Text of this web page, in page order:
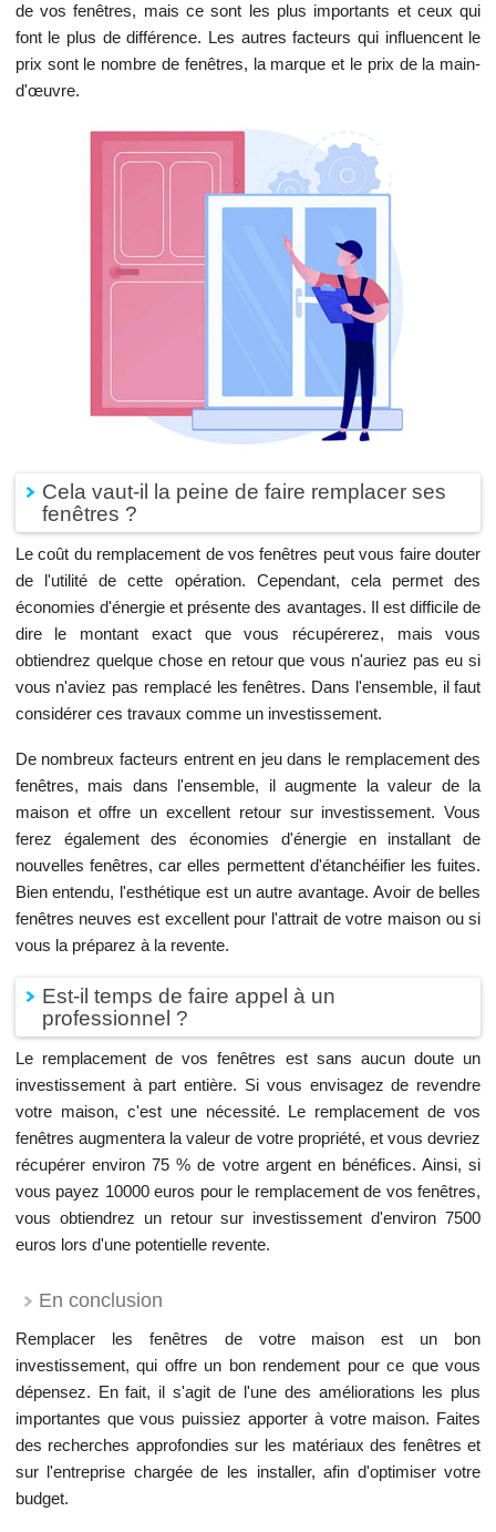
de vos fenêtres, mais ce sont les plus importants et ceux qui
font le plus de différence. Les autres facteurs qui influencent le
prix sont le nombre de fenêtres, la marque et le prix de la main-
d'œuvre.
Cela vaut-il la peine de faire remplacer ses
fenêtres ?
Le coût du remplacement de vos fenêtres peut vous faire douter
de l'utilité de cette opération. Cependant, cela permet des
économies d'énergie et présente des avantages. Il est difficile de
dire le montant exact que vous récupérerez, mais vous
obtiendrez quelque chose en retour que vous n'auriez pas eu si
vous n'aviez pas remplacé les fenêtres. Dans l'ensemble, il faut
considérer ces travaux comme un investissement.
De nombreux facteurs entrent en jeu dans le remplacement des
fenêtres, mais dans l'ensemble, il augmente la valeur de la
maison et offre un excellent retour sur investissement. Vous
ferez également des économies d'énergie en installant de
nouvelles fenêtres, car elles permettent d'étanchéifier les fuites.
Bien entendu, l'esthétique est un autre avantage. Avoir de belles
fenêtres neuves est excellent pour l'attrait de votre maison ou si
vous la préparez à la revente.
Est-il temps de faire appel à un
professionnel ?
Le remplacement de vos fenêtres est sans aucun doute un
investissement à part entière. Si vous envisagez de revendre
votre maison, c'est une nécessité. Le remplacement de vos
fenêtres augmentera la valeur de votre propriété, et vous devriez
récupérer environ 75 % de votre argent en bénéfices. Ainsi, si
vous payez 10000 euros pour le remplacement de vos fenêtres,
vous obtiendrez un retour sur investissement d'environ 7500
euros lors d'une potentielle revente.
En conclusion
Remplacer les fenêtres de votre maison est un bon
investissement, qui offre un bon rendement pour ce que vous
dépensez. En fait, il s'agit de l'une des améliorations les plus
importantes que vous puissiez apporter à votre maison. Faites
des recherches approfondies sur les matériaux des fenêtres et
sur l'entreprise chargée de les installer, afin d'optimiser votre
budget.